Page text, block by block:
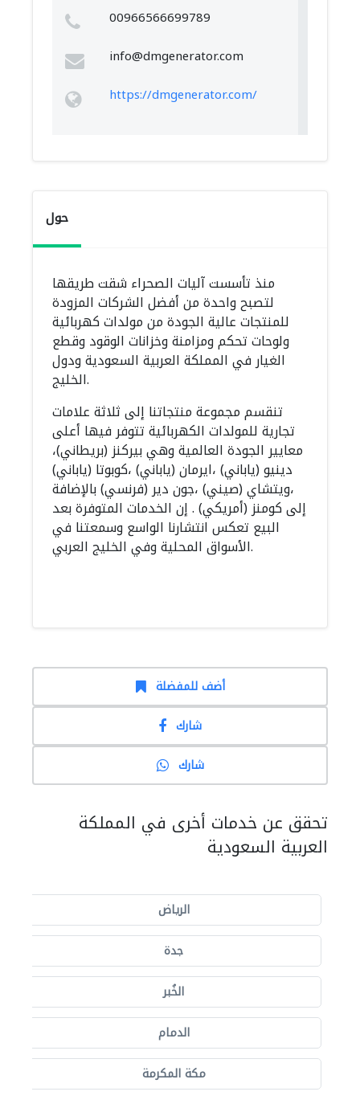
00966566699789
info@dmgenerator.com
https://dmgenerator.com/
حول
منذ تأسست آليات الصحراء شقت طريقها
لتصبح واحدة من أفضل الشركات المزودة
للمنتجات عالية الجودة من مولدات كهربائية
ولوحات تحكم ومزامنة وخزانات الوقود وقطع
الغيار في المملكة العربية السعودية ودول
الخليج.
تنقسم مجموعة منتجاتنا إلى ثلاثة علامات
تجارية للمولدات الكهربائية تتوفر فيها أعلى
معايير الجودة العالمية وهي بيركنز (بريطاني)،
دينيو (ياباني) ،ايرمان (ياباني) ،كوبوتا (ياباني)
،ويتشاي (صيني) ،جون دير (فرنسي) بالإضافة
إلى كومنز (أمريكي) . إن الخدمات المتوفرة بعد
البيع تعكس انتشارنا الواسع وسمعتنا في
الأسواق المحلية وفي الخليج العربي.
أضف للمفضلة
شارك
شارك
تحقق عن خدمات أخرى في المملكة
العربية السعودية
الرياض
جدة
الخُبر
الدمام
مكة المكرمة